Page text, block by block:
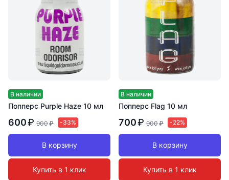
В наличии
Попперс Purple Haze 10 мл
600₽ 900₽ -33%
В корзину
Купить в 1 клик
В наличии
Попперс Flag 10 мл
700₽ 900₽ -22%
В корзину
Купить в 1 клик